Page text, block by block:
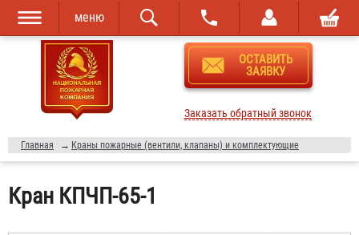
Перейти к
основному
содержанию
Skip to
navigation
меню
ОСТАВИТЬ
ЗАЯВКУ
Заказать обратный звонок
Главная → Краны пожарные (вентили, клапаны) и комплектующие
Кран КПЧП-65-1